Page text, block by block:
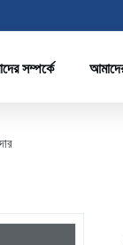
সম্পর্কে